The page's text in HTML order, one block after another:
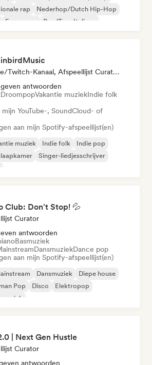
rap
Nederhop/Dutch Hip-Hop
Franse rap Rap/Trap Italiano
Youtube/Twitch-Kanaal, Afspeellijst Curator
antwoorden
DroompopVakantie muziekIndie folk
YouTube-, SoundCloud- of
aan mijn Spotify-afspeellijst(en)
muziek Indie folk
Indie pop
Singer-liedjesschrijver
Club: Don't Stop! 💦
Curator
antwoorden
Basmuziek
DansmuziekDance pop
aan mijn Spotify-afspeellijst(en)
Dansmuziek
Diepe house
Pop
Disco
Elektropop
| Next Gen Hustle
Curator
antwoorden